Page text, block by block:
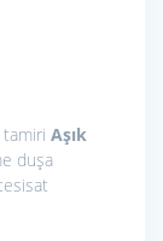
Aşık
duşa